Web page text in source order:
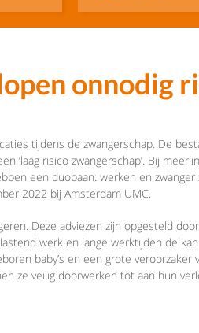
onnodig
tijdens de zwangerschap. De
risico zwangerschap’. Bij
een duobaan: werken en
2022 bij Amsterdam UMC.
Deze adviezen zijn opgesteld
werk en lange werktijden de
baby’s en een grote
ze veilig doorwerken tot aan hun